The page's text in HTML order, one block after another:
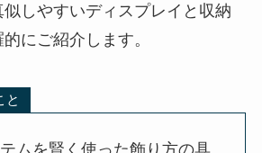
しやすいディスプレイと収納
にご紹介します。
と